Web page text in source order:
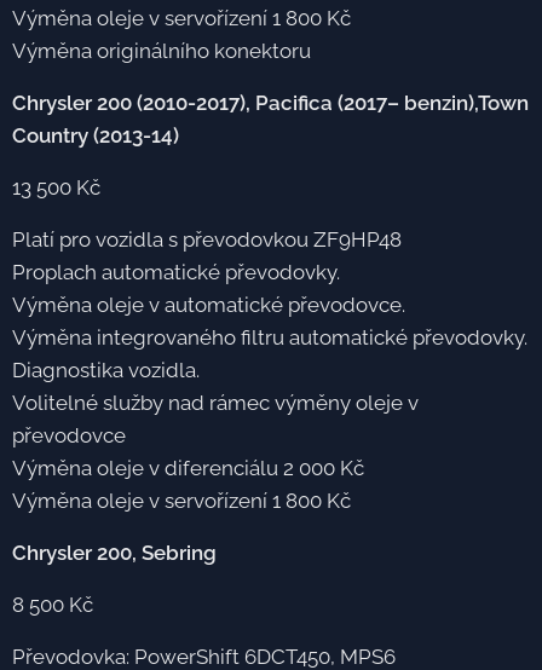
Výměna oleje v servořízení 1 800 Kč
Výměna originálního konektoru
Chrysler 200 (2010-2017), Pacifica (2017– benzin),Town
Country (2013-14)
13 500 Kč
Platí pro vozidla s převodovkou ZF9HP48
Proplach automatické převodovky.
Výměna oleje v automatické převodovce.
Výměna integrovaného filtru automatické převodovky.
Diagnostika vozidla.
Volitelné služby nad rámec výměny oleje v
převodovce
Výměna oleje v diferenciálu 2 000 Kč
Výměna oleje v servořízení 1 800 Kč
Chrysler 200, Sebring
8 500 Kč
Převodovka: PowerShift 6DCT450, MPS6